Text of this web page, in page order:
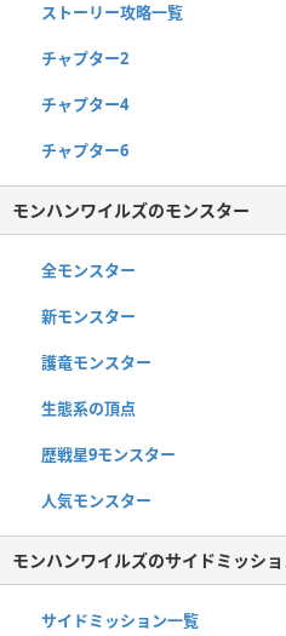
ストーリー攻略一覧
チャプター2
チャプター4
チャプター6
モンハンワイルズのモンスター
全モンスター
新モンスター
護竜モンスター
生態系の頂点
歴戦星9モンスター
人気モンスター
モンハンワイルズのサイドミッシ
サイドミッション一覧